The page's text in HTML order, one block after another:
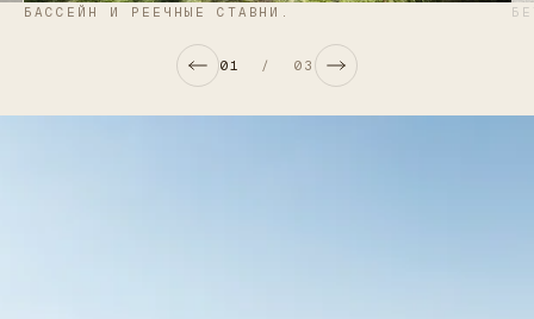
БАССЕЙН И РЕЕЧНЫЕ СТАВНИ.
01 / 03